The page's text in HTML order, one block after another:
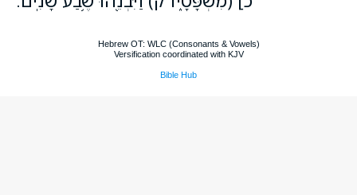
Hebrew OT: WLC (Consonants & Vowels)
Versification coordinated with KJV
Bible Hub